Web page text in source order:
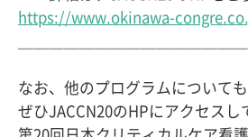
https://www.okinawa-
なお、他のプログラムについて
ぜひJACCN20のHPにアクセス